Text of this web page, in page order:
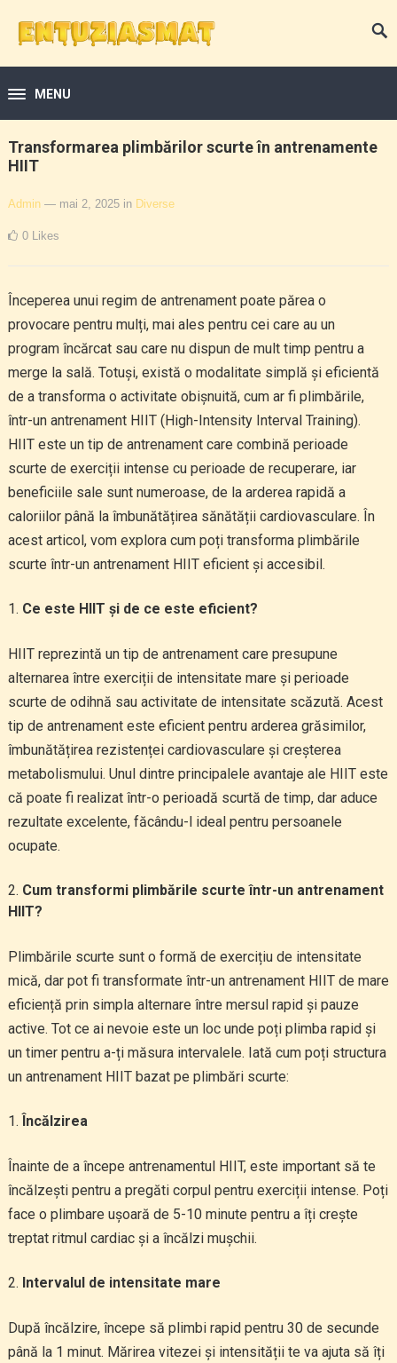
MENU
Transformarea plimbărilor scurte în antrenamente
HIIT
Admin — mai 2, 2025 in Diverse
0 Likes
Începerea unui regim de antrenament poate părea o
provocare pentru mulți, mai ales pentru cei care au un
program încărcat sau care nu dispun de mult timp pentru a
merge la sală. Totuși, există o modalitate simplă și eficientă
de a transforma o activitate obișnuită, cum ar fi plimbările,
într-un antrenament HIIT (High-Intensity Interval Training).
HIIT este un tip de antrenament care combină perioade
scurte de exerciții intense cu perioade de recuperare, iar
beneficiile sale sunt numeroase, de la arderea rapidă a
caloriilor până la îmbunătățirea sănătății cardiovasculare. În
acest articol, vom explora cum poți transforma plimbările
scurte într-un antrenament HIIT eficient și accesibil.
Ce este HIIT și de ce este eficient?
HIIT reprezintă un tip de antrenament care presupune
alternarea între exerciții de intensitate mare și perioade
scurte de odihnă sau activitate de intensitate scăzută. Acest
tip de antrenament este eficient pentru arderea grăsimilor,
îmbunătățirea rezistenței cardiovasculare și creșterea
metabolismului. Unul dintre principalele avantaje ale HIIT este
că poate fi realizat într-o perioadă scurtă de timp, dar aduce
rezultate excelente, făcându-l ideal pentru persoanele
ocupate.
Cum transformi plimbările scurte într-un antrenament
HIIT?
Plimbările scurte sunt o formă de exercițiu de intensitate
mică, dar pot fi transformate într-un antrenament HIIT de mare
eficiență prin simpla alternare între mersul rapid și pauze
active. Tot ce ai nevoie este un loc unde poți plimba rapid și
un timer pentru a-ți măsura intervalele. Iată cum poți structura
un antrenament HIIT bazat pe plimbări scurte:
Încălzirea
Înainte de a începe antrenamentul HIIT, este important să te
încălzești pentru a pregăti corpul pentru exerciții intense. Poți
face o plimbare ușoară de 5-10 minute pentru a îți crește
treptat ritmul cardiac și a încălzi mușchii.
Intervalul de intensitate mare
După încălzire, începe să plimbi rapid pentru 30 de secunde
până la 1 minut. Mărirea vitezei și intensității te va ajuta să îți